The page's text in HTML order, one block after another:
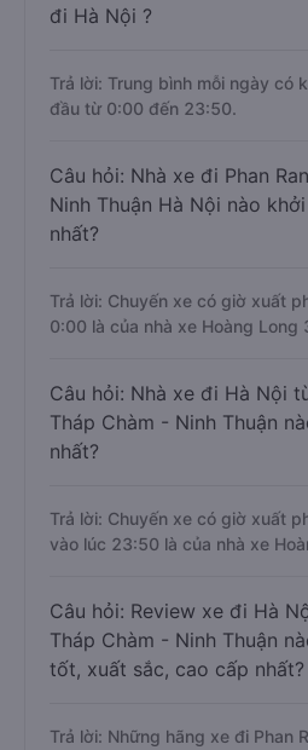
đi Hà Nội ?
Trả lời: Trung bình mỗi ngày có
đầu từ 0:00 đến 23:50.
Câu hỏi: Nhà xe đi Phan
Ninh Thuận Hà Nội nào
nhất?
Trả lời: Chuyến xe có giờ xuất
0:00 là của nhà xe Hoàng Long
Câu hỏi: Nhà xe đi Hà Nội
Tháp Chàm - Ninh Thuận
nhất?
Trả lời: Chuyến xe có giờ xuất
vào lúc 23:50 là của nhà xe
Câu hỏi: Review xe đi Hà
Tháp Chàm - Ninh Thuận
tốt, xuất sắc, cao cấp nhất?
Trả lời: Những hãng xe đi Phan